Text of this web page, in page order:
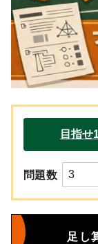
問題数
足し